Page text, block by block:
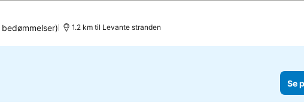
1.2 km til Levante stranden
Se